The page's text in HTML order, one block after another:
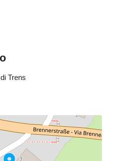
giorno, 0,80€ Tassa di
Trens